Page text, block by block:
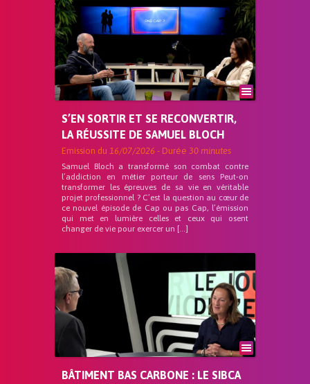
S’EN SORTIR ET SE RECONVERTIR,
LA RÉUSSITE DE SAMUEL BLOCH
Emission du 16/07/2026 - Durée 30 minutes
Samuel Bloch a transformé son combat contre
l’addiction en métier porteur de sens Peut-on
transformer les épreuves de sa vie en véritable
projet professionnel ? C’est la question au cœur de
ce nouvel épisode de Cap ou pas Cap, l’émission
qui met en lumière celles et ceux qui osent
changer de vie pour exercer un […]
BÂTIMENT BAS CARBONE : LE SIBCA